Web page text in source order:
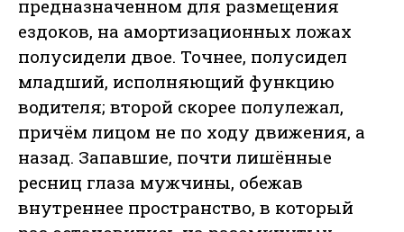
предназначенном для размещения
ездоков, на амортизационных ложах
полусидели двое. Точнее, полусидел
младший, исполняющий функцию
водителя; второй скорее полулежал,
причём лицом не по ходу движения, а
назад. Запавшие, почти лишённые
ресниц глаза мужчины, обежав
внутреннее пространство, в который